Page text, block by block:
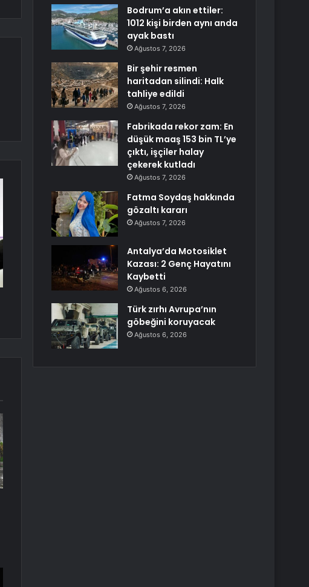
Bodrum’a akın ettiler:
1012 kişi birden aynı anda
ayak bastı
Ağustos 7, 2026
Bir şehir resmen
haritadan silindi: Halk
tahliye edildi
Ağustos 7, 2026
Fabrikada rekor zam: En
düşük maaş 153 bin TL’ye
çıktı, işçiler halay
çekerek kutladı
Ağustos 7, 2026
Fatma Soydaş hakkında
gözaltı kararı
Ağustos 7, 2026
Antalya’da Motosiklet
Kazası: 2 Genç Hayatını
Kaybetti
Ağustos 6, 2026
Türk zırhı Avrupa’nın
göbeğini koruyacak
Ağustos 6, 2026